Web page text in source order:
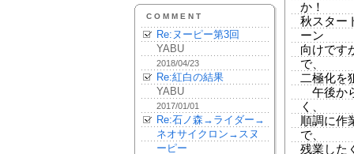
COMMENT
Re:ヌーピー第3回
YABU
2018/04/23
Re:紅白の結果
YABU
2017/01/01
Re:石ノ森→ライダー→
ネオサイクロン→スヌ
ーピー
か！
秋スター
ーン
向けです
で、
二極化を
午後か
く、
順調に作
で、
残業した